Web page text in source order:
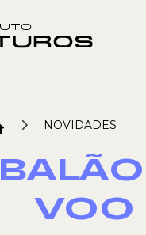
NOVIDADES
VOO